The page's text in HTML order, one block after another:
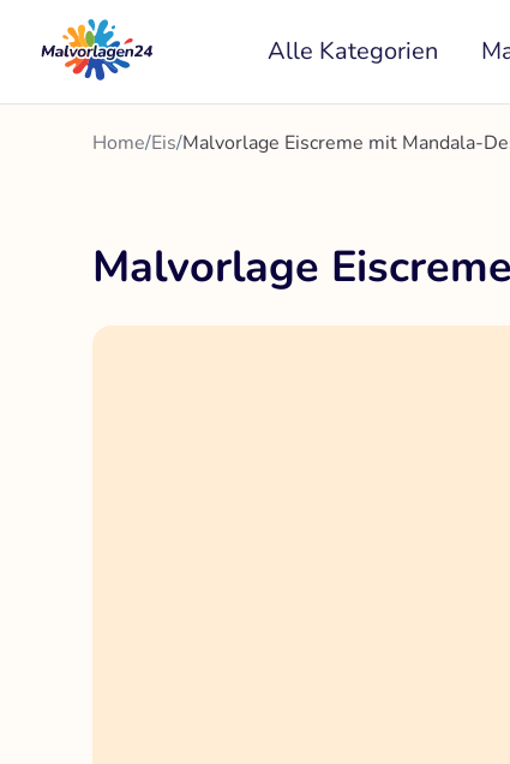
Inhalt
springen
Alle Kategorien
Home/Eis/Malvorlage Eiscreme mit Mandala-
Malvorlage